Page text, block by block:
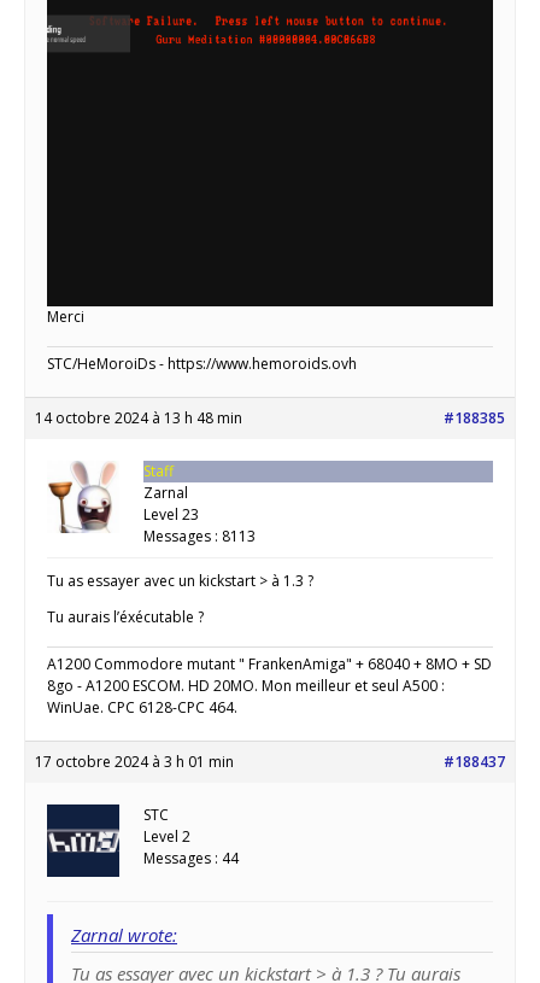
Merci
STC/HeMoroiDs - https://www.hemoroids.ovh
14 octobre 2024 à 13 h 48 min #188385
Staff
Zarnal
Level 23
Messages : 8113
Tu as essayer avec un kickstart > à 1.3 ?
Tu aurais l’éxécutable ?
A1200 Commodore mutant " FrankenAmiga" + 68040 + 8MO + SD
8go - A1200 ESCOM. HD 20MO. Mon meilleur et seul A500 :
WinUae. CPC 6128-CPC 464.
17 octobre 2024 à 3 h 01 min #188437
STC
Level 2
Messages : 44
Zarnal wrote:
Tu as essayer avec un kickstart > à 1.3 ? Tu aurais